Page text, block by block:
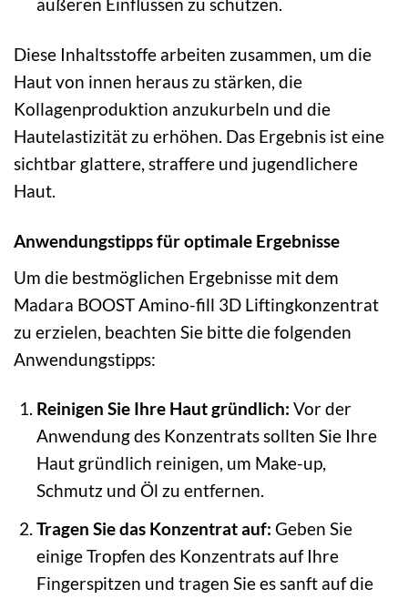
Diese Inhaltsstoffe arbeiten zusammen, um die
Haut von innen heraus zu stärken, die
Kollagenproduktion anzukurbeln und die
Hautelastizität zu erhöhen. Das Ergebnis ist eine
sichtbar glattere, straffere und jugendlichere
Haut.
Anwendungstipps für optimale Ergebnisse
Um die bestmöglichen Ergebnisse mit dem
Madara BOOST Amino-fill 3D Liftingkonzentrat
zu erzielen, beachten Sie bitte die folgenden
Anwendungstipps:
Reinigen Sie Ihre Haut gründlich: Vor der
Anwendung des Konzentrats sollten Sie Ihre
Haut gründlich reinigen, um Make-up,
Schmutz und Öl zu entfernen.
Tragen Sie das Konzentrat auf: Geben Sie
einige Tropfen des Konzentrats auf Ihre
Fingerspitzen und tragen Sie es sanft auf die